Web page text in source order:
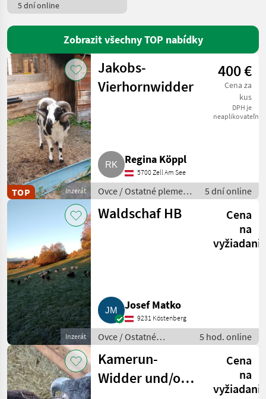
MARKETPLACE
Marketplace
Nabídky
prodejců
Inzeráty
5 dní online
Zobrazit všechny TOP nabídky
Inzerát
TOP
Jakobs-
Vierhornwidder
400 €
Cena za
kus
DPH je
neaplikovateľné
Regina Köppl
5700 Zell Am See
Ovce / Ostatné plemená
oviec
5 dní online
Inzerát
Waldschaf HB
Cena
na
Josef Matko
9231 Köstenberg
Ovce / Ostatné
plemená oviec
5 hod. online
Kamerun-
Widder und/oder
Cena
na